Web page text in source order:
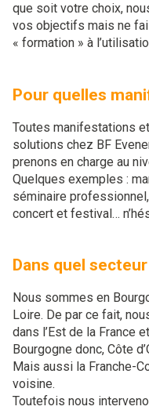
que soit votre choix,
vos objectifs mais ne
« formation » à
Pour quelles
Toutes manifestations
solutions chez BF
prenons en charge au
Quelques exemples :
séminaire
concert et festival…
Dans quel
Nous sommes en
Loire. De par ce fait,
dans l’Est de la France
Bourgogne donc, Côte
Mais aussi la Franche-
voisine.
Toutefois nous